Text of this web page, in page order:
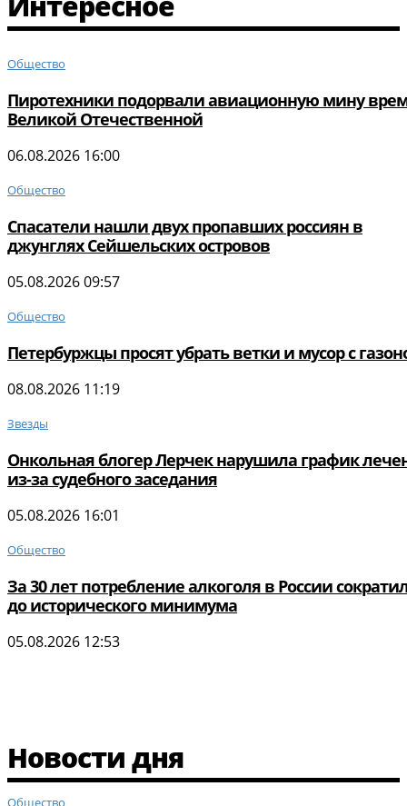
Общество
Пиротехники подорвали авиационную мину
Великой Отечественной
06.08.2026 16:00
Общество
Спасатели нашли двух пропавших россиян в
джунглях Сейшельских островов
05.08.2026 09:57
Общество
Петербуржцы просят убрать ветки и мусор с
08.08.2026 11:19
Звезды
Онкольная блогер Лерчек нарушила график
из-за судебного заседания
05.08.2026 16:01
Общество
За 30 лет потребление алкоголя в России
до исторического минимума
05.08.2026 12:53
Новости дня
Общество